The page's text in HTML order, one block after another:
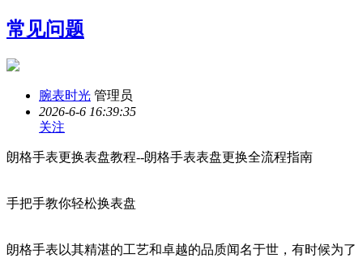
常见问题
腕表时光 管理员
2026-6-6 16:39:35
关注
朗格手表更换表盘教程--朗格手表表盘更换全流程指南
手把手教你轻松换表盘
朗格手表以其精湛的工艺和卓越的品质闻名于世，有时候为了